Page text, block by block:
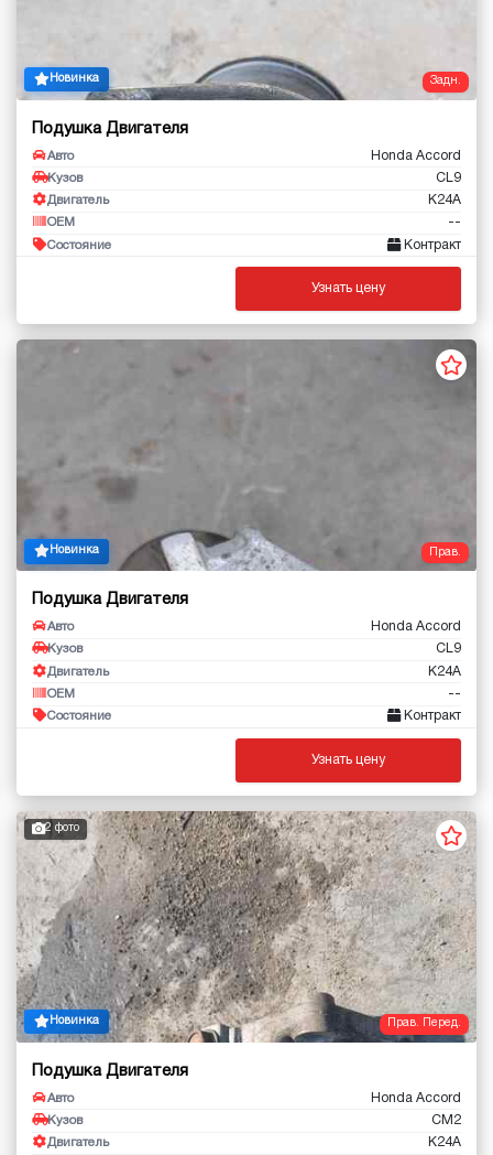
Задн.
Новинка
Подушка Двигателя
Авто Honda Accord
Кузов CL9
Двигатель K24A
OEM --
Состояние Контракт
Узнать цену
Прав.
Новинка
Подушка Двигателя
Авто Honda Accord
Кузов CL9
Двигатель K24A
OEM --
Состояние Контракт
Узнать цену
Прав. Перед.
2 фото
Новинка
Подушка Двигателя
Авто Honda Accord
Кузов CM2
Двигатель K24A